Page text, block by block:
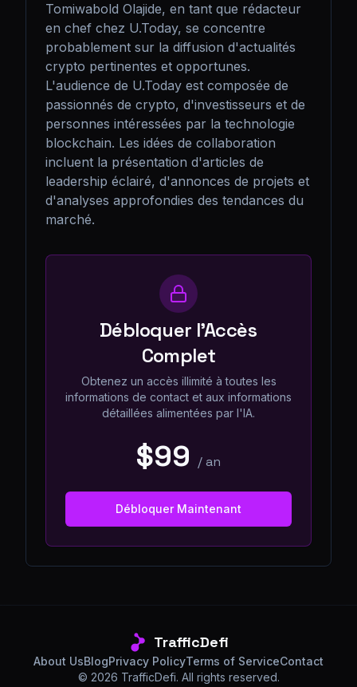
Tomiwabold Olajide, en tant que rédacteur
en chef chez U.Today, se concentre
probablement sur la diffusion d'actualités
crypto pertinentes et opportunes.
L'audience de U.Today est composée de
passionnés de crypto, d'investisseurs et de
personnes intéressées par la technologie
blockchain. Les idées de collaboration
incluent la présentation d'articles de
leadership éclairé, d'annonces de projets et
d'analyses approfondies des tendances du
marché.
Débloquer l'Accès
Complet
Obtenez un accès illimité à toutes les
informations de contact et aux informations
détaillées alimentées par l'IA.
$99 /an
Débloquer Maintenant
TrafficDefi
About UsBlogPrivacy PolicyTerms of ServiceContact
© 2026 TrafficDefi. All rights reserved.